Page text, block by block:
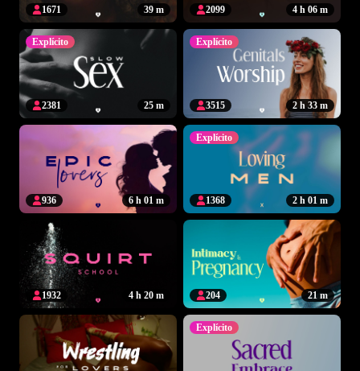
39 m
1671 4 h 06 m
2099
Explícito
25 m
2381
Explícito
2 h 33 m
3515
6 h 01 m
936
Explícito
2 h 01 m
1368
4 h 20 m
1932 21 m
204
Explícito